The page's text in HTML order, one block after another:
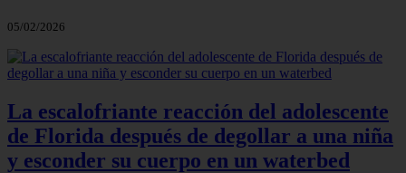
05/02/2026
La escalofriante reacción del adolescente
de Florida después de degollar a una niña
y esconder su cuerpo en un waterbed